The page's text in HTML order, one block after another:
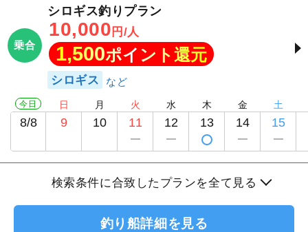
乗合
シロギス釣りプラン
10,000 円/人
1,500ポイント還元
シロギス
今日
8/8
日
9
月
10
火
11
水
12
木
13
金
14
土
15
検索条件に合致したプランを全て見る
釣り船詳細を見る